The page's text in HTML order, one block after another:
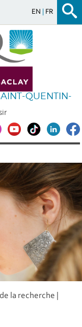
EN FR
QUENTIN-
la recherche |